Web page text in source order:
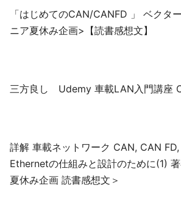
「はじめてのCAN/CANFD 」 ベクタ
ニア夏休み企画>【読書感想文】
三方良し Udemy 車載LAN入門講座
詳解 車載ネットワーク CAN, CAN FD,
Ethernetの仕組みと設計のために(1)
夏休み企画 読書感想文＞